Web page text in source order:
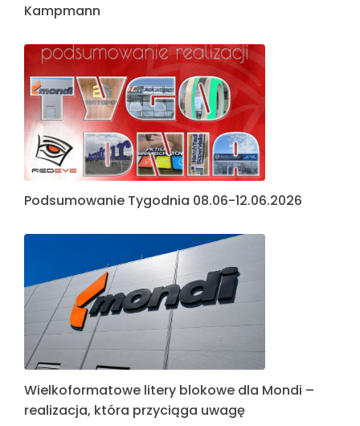
Kampmann
Podsumowanie Tygodnia 08.06-12.06.2026
Wielkoformatowe litery blokowe dla Mondi –
realizacja, która przyciąga uwagę